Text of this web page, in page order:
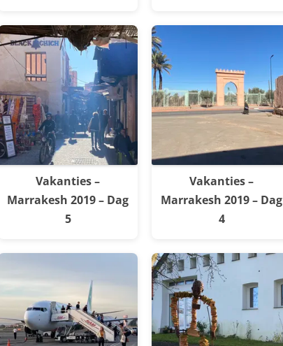
Vakanties –
Marrakesh 2019 – Dag
5
Vakanties –
Marrakesh 2019 – Dag
4